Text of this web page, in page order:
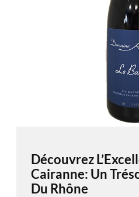
Découvrez
Cairanne: Un
Du Rhône